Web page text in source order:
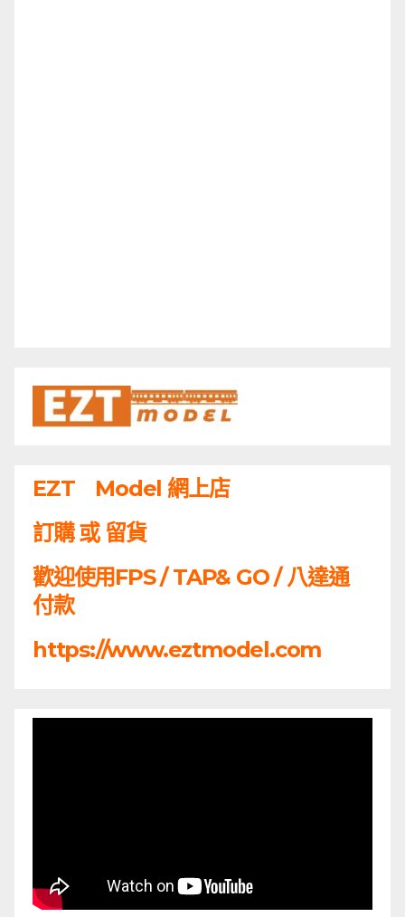
EZT Model 網上店
訂購 或 留貨
歡迎使用FPS / TAP& GO / 八達通
付款
https://www.eztmodel.com